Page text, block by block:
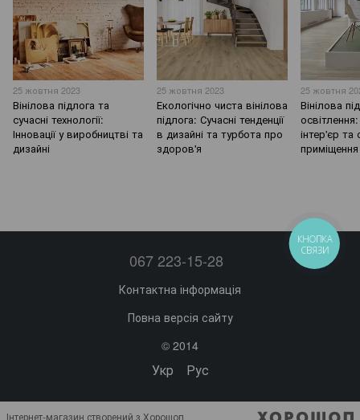
25 жовтня 2023
Вінілова підлога та
сучасні технології:
Інновації у виробництві та
дизайні
25 жовтня 2023
Екологічно чиста вінілова
підлога: Сучасні тенденції
в дизайні та турбота про
здоров'я
25 жовтня
Вінілова
інтер'єр та
приміщення
067 223-15-28
Контактна інформація
Повна версія сайту
© 2014
Укр Рус
Інтернет-магазин створений з Хорошоп
КНОПКА
СВЯЗИ